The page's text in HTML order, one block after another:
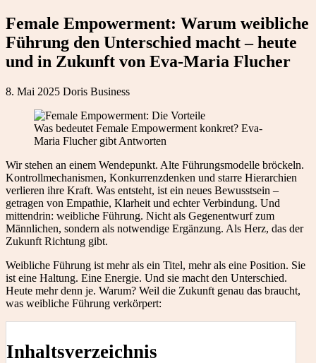
Female Empowerment: Warum weibliche
Führung den Unterschied macht – heute
und in Zukunft von Eva-Maria Flucher
8. Mai 2025 Doris Business
Was bedeutet Female Empowerment konkret? Eva-
Maria Flucher gibt Antworten
Wir stehen an einem Wendepunkt. Alte Führungsmodelle bröckeln.
Kontrollmechanismen, Konkurrenzdenken und starre Hierarchien
verlieren ihre Kraft. Was entsteht, ist ein neues Bewusstsein –
getragen von Empathie, Klarheit und echter Verbindung. Und
mittendrin: weibliche Führung. Nicht als Gegenentwurf zum
Männlichen, sondern als notwendige Ergänzung. Als Herz, das der
Zukunft Richtung gibt.
Weibliche Führung ist mehr als ein Titel, mehr als eine Position. Sie
ist eine Haltung. Eine Energie. Und sie macht den Unterschied.
Heute mehr denn je. Warum? Weil die Zukunft genau das braucht,
was weibliche Führung verkörpert:
Inhaltsverzeichnis